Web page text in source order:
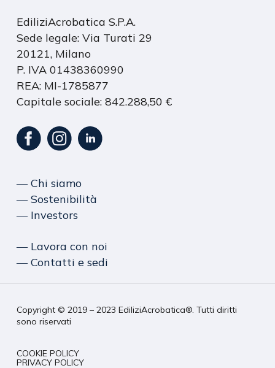
EdiliziAcrobatica S.P.A.
Sede legale: Via Turati 29
20121, Milano
P. IVA 01438360990
REA: MI-1785877
Capitale sociale: 842.288,50 €
― Chi siamo
― Sostenibilità
― Investors
― Lavora con noi
― Contatti e sedi
Copyright © 2019 – 2023 EdiliziAcrobatica®. Tutti diritti
sono riservati
COOKIE POLICY
PRIVACY POLICY